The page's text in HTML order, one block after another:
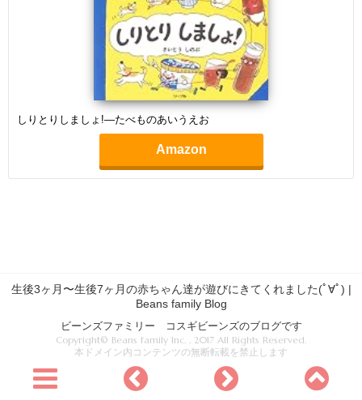
しりとりしましょ!―たべものあいうえお
Amazon
生後3ヶ月〜生後7ヶ月の赤ちゃん達が遊びにきてくれました(ﾟ∀ﾟ) |
Beans family Blog
ビーンズファミリー コスギビーンズのブログです
Copyright© Beans family Inc. , 2017 All Rights Reserved.
本ドメイン内コンテンツの無断転載を禁止します